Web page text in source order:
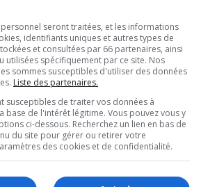
seront traitées, et les informations
identifiants uniques et autres types de
et consultées par 66 partenaires, ainsi
utilisées spécifiquement par ce site. Nos
sommes susceptibles d'utiliser des données
Liste des partenaires.
susceptibles de traiter vos données à
base de l'intérêt légitime. Vous pouvez vous y
ci-dessous. Recherchez un lien en bas de
du site pour gérer ou retirer votre
des cookies et de confidentialité.